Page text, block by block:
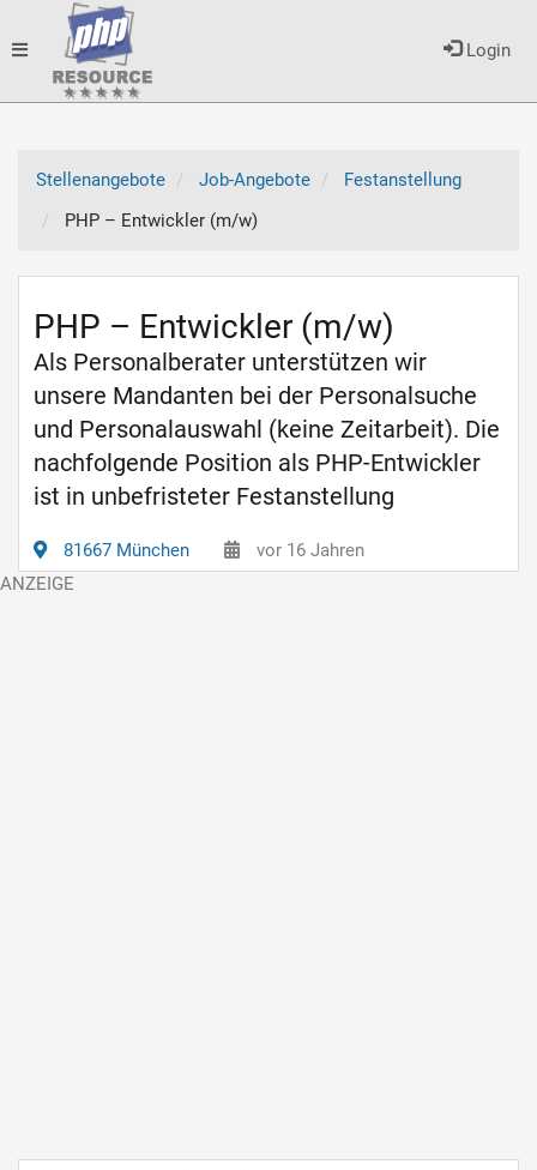
Login
Toggle
Stellenangebote
Job-Angebote
Festanstellung
PHP – Entwickler (m/w)
PHP – Entwickler (m/w)
Als Personalberater unterstützen wir
unsere Mandanten bei der Personalsuche
und Personalauswahl (keine Zeitarbeit). Die
nachfolgende Position als PHP-Entwickler
ist in unbefristeter Festanstellung
81667 München vor 16 Jahren